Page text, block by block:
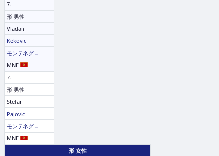
7.
形 男性
Vladan
Keković
モンテネグロ
MNE
7.
形 男性
Stefan
Pajovic
モンテネグロ
MNE
形 女性